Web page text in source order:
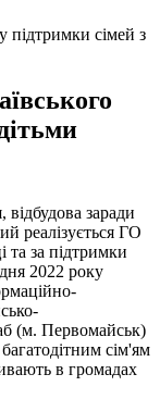
підтримки сімей з
заради
реалізується ГО
та за підтримки
2022 року
(м. Первомайськ)
сім'ям
в громадах